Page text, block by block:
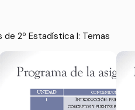
2º Estadística I: Temas